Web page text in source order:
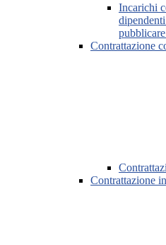
Incarichi
Contrattazione
Contrattazione